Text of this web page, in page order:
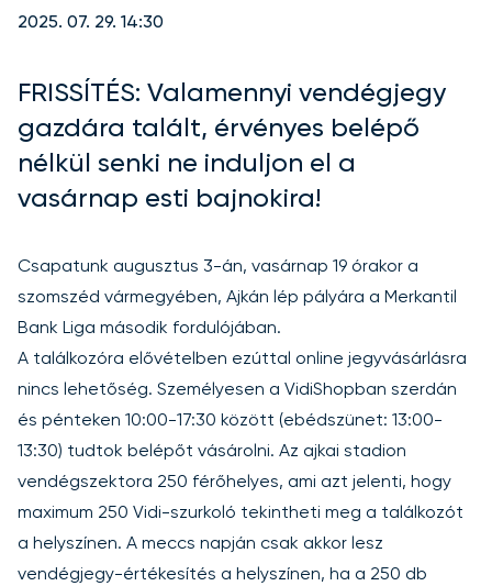
2025. 07. 29. 14:30
FRISSÍTÉS: Valamennyi vendégjegy
gazdára talált, érvényes belépő
nélkül senki ne induljon el a
vasárnap esti bajnokira!
Csapatunk augusztus 3-án, vasárnap 19 órakor a
szomszéd vármegyében, Ajkán lép pályára a Merkantil
Bank Liga második fordulójában.
A találkozóra elővételben ezúttal online jegyvásárlásra
nincs lehetőség. Személyesen a VidiShopban szerdán
és pénteken 10:00-17:30 között (ebédszünet: 13:00-
13:30) tudtok belépőt vásárolni. Az ajkai stadion
vendégszektora 250 férőhelyes, ami azt jelenti, hogy
maximum 250 Vidi-szurkoló tekintheti meg a találkozót
a helyszínen. A meccs napján csak akkor lesz
vendégjegy-értékesítés a helyszínen, ha a 250 db